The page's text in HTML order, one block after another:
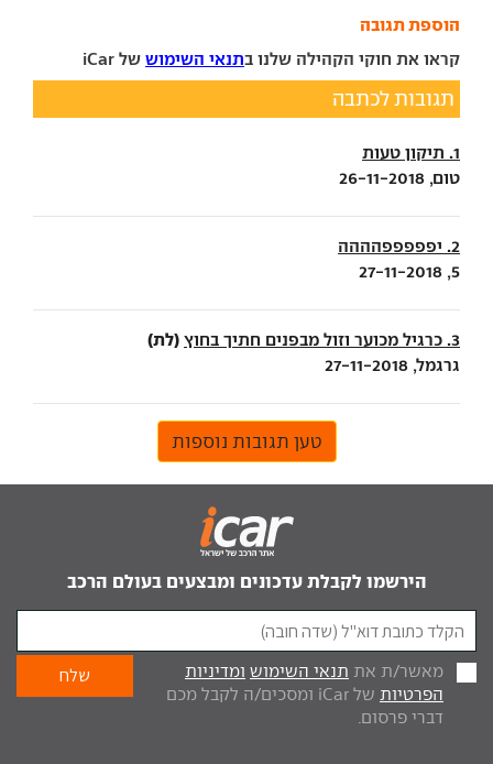
הוספת תגובה
קראו את חוקי הקהילה שלנו בתנאי השימוש של iCar
תגובות לכתבה
1. תיקון טעות
טום, 26-11-2018
2. יפפפפפהההה
5, 27-11-2018
3. כרגיל מכוער וזול מבפנים חתיך בחוץ (לת)
גרגמל, 27-11-2018
טען תגובות נוספות
הירשמו לקבלת עדכונים ומבצעים בעולם הרכב
מאשר/ת את תנאי השימוש ומדיניות
הפרטיות
של iCar ומסכים/ה לקבל מכם
דברי פרסום.